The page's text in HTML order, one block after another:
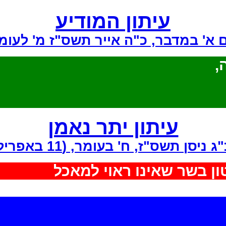
עיתון המודיע
א' במדבר, כ"ה אייר תשס"ז מ'
עיתון יתר נאמן
ניסן תשס"ז, ח' בעומר, (11 באפריל 2007)
מטון בשר שאינו ראוי למאכל